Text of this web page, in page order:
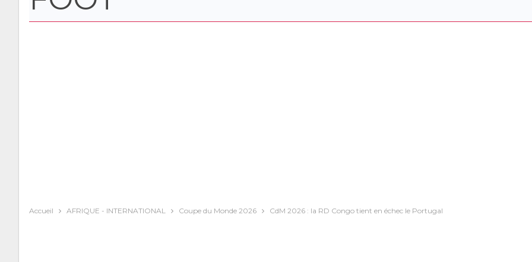
Accueil AFRIQUE - INTERNATIONAL Coupe du Monde 2026 CdM 2026 : la RD Congo tient en échec le Portugal